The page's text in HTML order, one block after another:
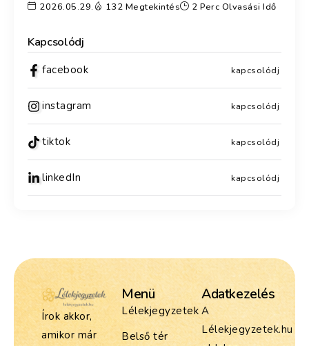
2026.05.29. 132 Megtekintés 2 Perc Olvasási Idő
Kapcsolódj
facebook kapcsolódj
instagram kapcsolódj
tiktok kapcsolódj
linkedIn kapcsolódj
Írok akkor,
amikor már
Menü
Lélekjegyzetek
Belső tér
Adatkezelés
A
Lélekjegyzetek.hu